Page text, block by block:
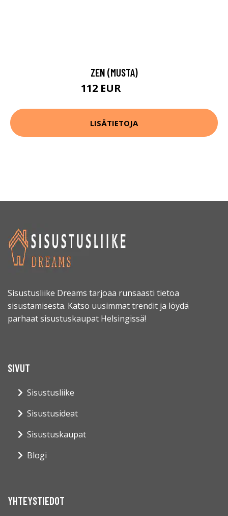
ZEN (MUSTA)
112 EUR
LISÄTIETOJA
Sisustusliike Dreams tarjoaa runsaasti tietoa
sisustamisesta. Katso uusimmat trendit ja löydä
parhaat sisustuskaupat Helsingissä!
SIVUT
Sisustusliike
Sisustusideat
Sisustuskaupat
Blogi
YHTEYSTIEDOT